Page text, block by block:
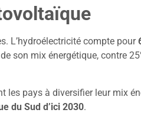
L’hydroélectricité compte pour
son mix énergétique, contre
pays à diversifier leur mix
du Sud d’ici 2030.